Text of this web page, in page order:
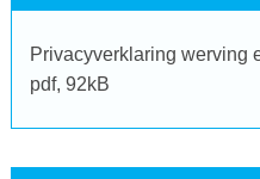
Privacyverklaring werving
pdf, 92kB